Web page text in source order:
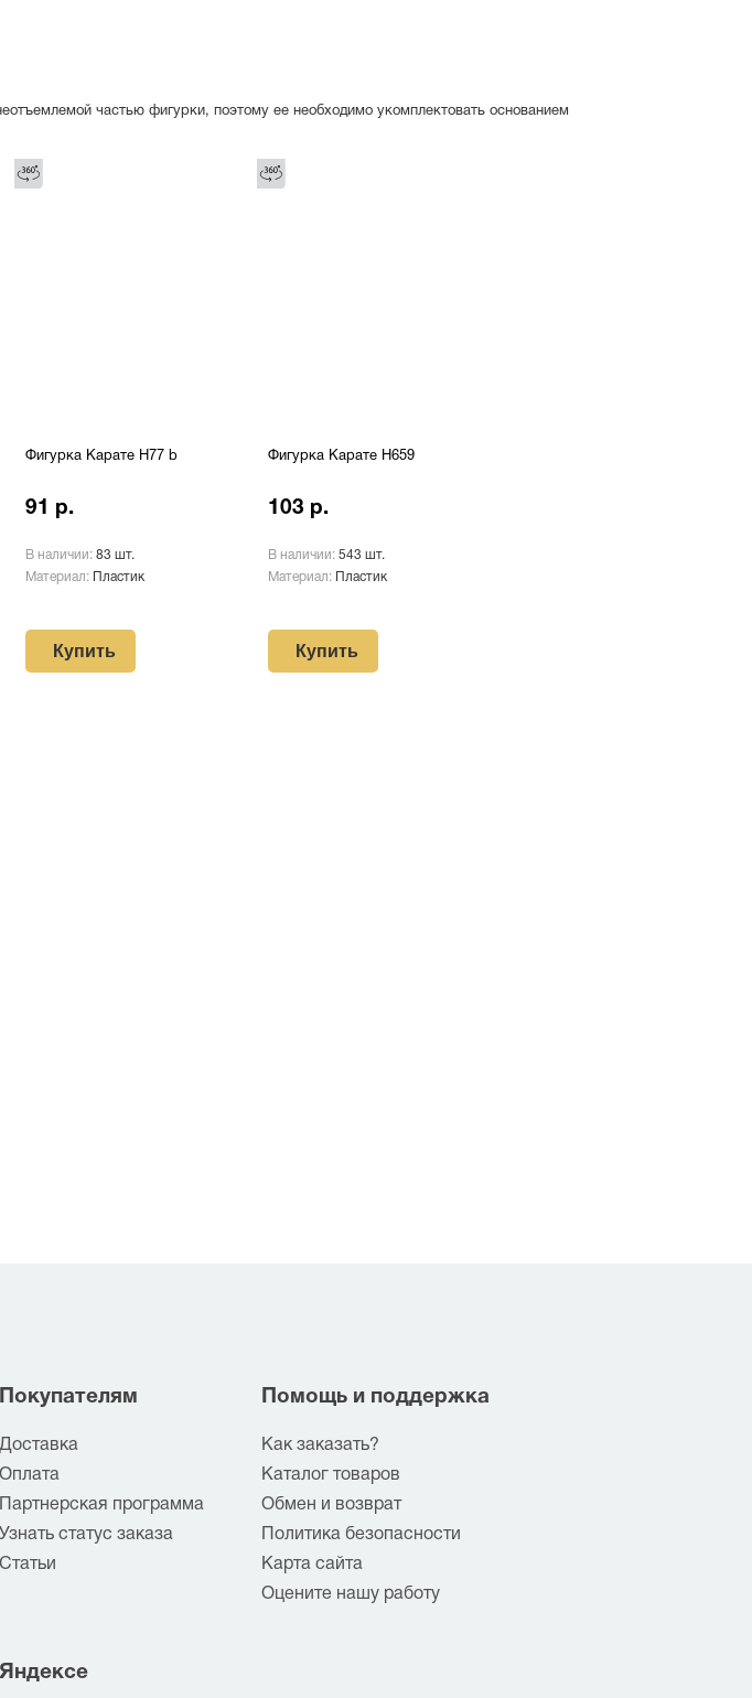
частью фигурки, поэтому ее необходимо укомплектовать основанием
Фигурка Карате H77 b
91 р.
В наличии: 83 шт.
Материал:
Пластик
Купить
Фигурка Карате H659
103 р.
В наличии: 543 шт.
Материал:
Пластик
Купить
Покупателям
Доставка
Оплата
Партнерская программа
Узнать статус заказа
Статьи
Помощь и поддержка
Как заказать?
Каталог товаров
Обмен и возврат
Политика безопасности
Карта сайта
Оцените нашу работу